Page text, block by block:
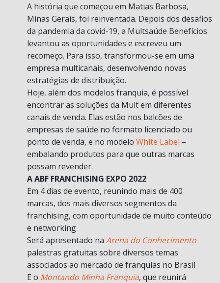
A história que começou em Matias Barbosa,
Minas Gerais, foi reinventada. Depois dos desafios
da pandemia da covid-19, a Multsaúde Benefícios
levantou as oportunidades e escreveu um
recomeço. Para isso, transformou-se em uma
empresa multicanais, desenvolvendo novas
estratégias de distribuição.
Hoje, além dos modelos franquia, é possível
encontrar as soluções da Mult em diferentes
canais de venda. Elas estão nos balcões de
empresas de saúde no formato licenciado ou
ponto de venda, e no modelo White Label –
embalando produtos para que outras marcas
possam revender.
A ABF FRANCHISING EXPO 2022
Em 4 dias de evento, reunindo mais de 400
marcas, dos mais diversos segmentos da
franchising, com oportunidade de muito conteúdo
e networking
Será apresentado na Arena do Conhecimento
palestras gratuitas sobre diversos temas
associados ao mercado de franquias no Brasil
E o Montando Minha Franquia, que reunirá